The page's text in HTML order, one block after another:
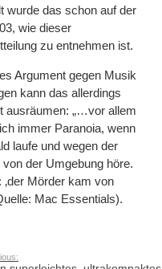
wurde das schon auf der
wie dieser
zu entnehmen ist.
Argument gegen Musik
kann das allerdings
ausräumen: „…vor allem
immer Paranoia, wenn
laufe und wegen der
der Umgebung höre.
‚der Mörder kam von
Mac Essentials).